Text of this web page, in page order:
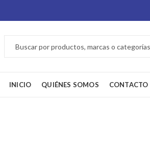
INICIO QUIÉNES SOMOS CONTACTO